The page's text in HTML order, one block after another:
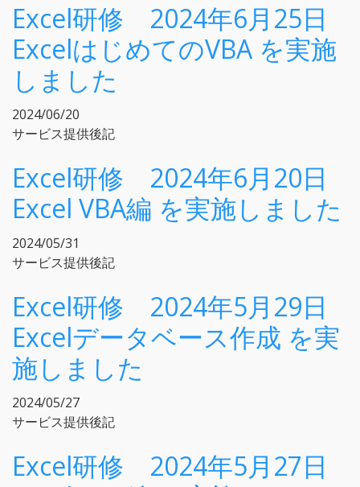
Excel研修 2024年6月25日
ExcelはじめてのVBA を実施
しました
2024/06/20
サービス提供後記
Excel研修 2024年6月20日
Excel VBA編 を実施しました
2024/05/31
サービス提供後記
Excel研修 2024年5月29日
Excelデータベース作成 を実
施しました
2024/05/27
サービス提供後記
Excel研修 2024年5月27日